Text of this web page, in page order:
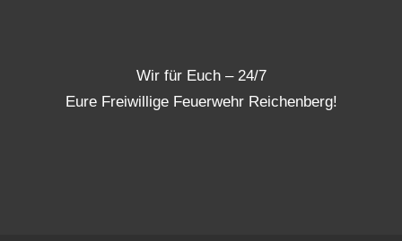
Wir für Euch – 24/7
Eure Freiwillige Feuerwehr Reichenberg!